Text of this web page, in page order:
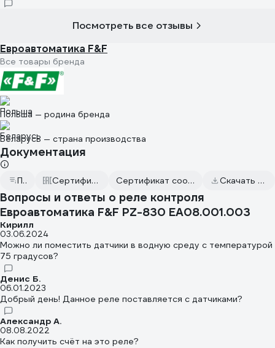
Посмотреть все отзывы
Евроавтоматика F&F
Все товары бренда
Польша — родина бренда
Беларусь — страна производства
Документация
Паспорт Сертификаты соответствия Сертификат соответствия от 2022.04.12 Скачать всю документацию
Вопросы и ответы о реле контроля
Евроавтоматика F&F PZ-830 EA08.001.003
Кирилл
03.06.2024
Можно ли поместить датчики в водную среду с температурой
75 градусов?
Денис Б.
06.01.2023
Добрый день! Данное реле поставляется с датчиками?
Александр А.
08.08.2022
Как получить счёт на это реле?